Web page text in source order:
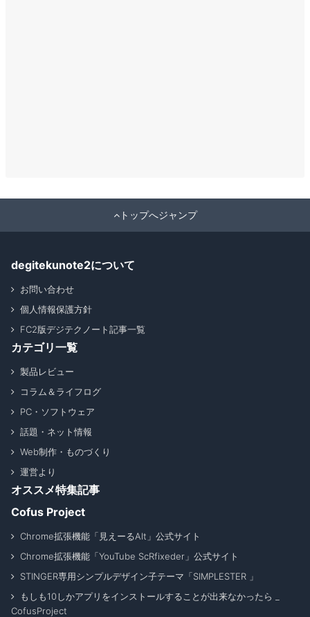
トップへジャンプ
degitekunote2について
お問い合わせ
個人情報保護方針
FC2版デジテクノート記事一覧
カテゴリ一覧
製品レビュー
コラム＆ライフログ
PC・ソフトウェア
話題・ネット情報
Web制作・ものづくり
運営より
オススメ特集記事
Cofus Project
Chrome拡張機能「見えーるAlt」公式サイト
Chrome拡張機能「YouTube ScRfixeder」公式サイト
STINGER専用シンプルデザイン子テーマ「SIMPLESTER 」
もしも10しかアプリをインストールすることが出来なかったら _
CofusProject